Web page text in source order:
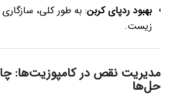
بهبود ردپای کربن: به طور کلی،
زیست.
مدیریت نقص در کامپوزیت‌ها:
حل‌ها